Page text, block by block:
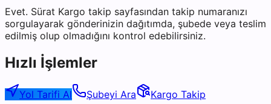
Evet. Sürat Kargo takip sayfasından takip numaranızı
sorgulayarak gönderinizin dağıtımda, şubede veya teslim
edilmiş olup olmadığını kontrol edebilirsiniz.
Hızlı İşlemler
Yol Tarifi Al Şubeyi Ara
Kargo Takip